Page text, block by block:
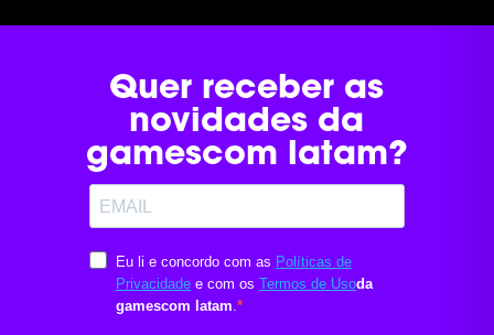
a...
Quer receber as
novidades da
gamescom latam?